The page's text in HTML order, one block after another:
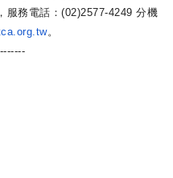
服務電話：(02)2577-4249 分機
org.tw。